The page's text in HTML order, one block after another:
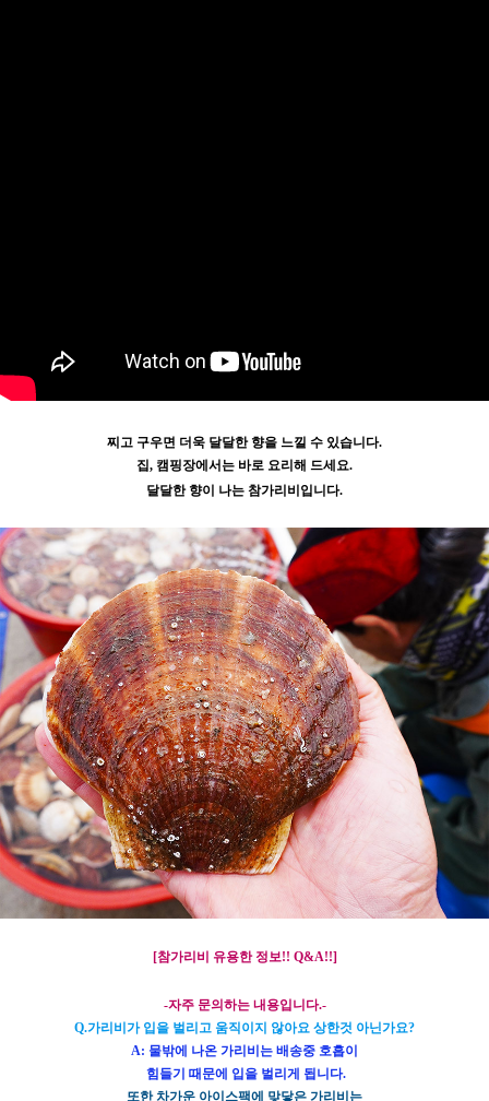
찌고 구우면 더욱 달달한 향을 느낄 수 있습니다.
집, 캠핑장에서는 바로 요리해 드세요.
달달한 향이 나는 참가리비입니다.
[참가리비 유용한 정보!! Q&A!!]
-자주 문의하는 내용입니다.-
Q.가리비가 입을 벌리고 움직이지 않아요 상한것 아닌가요?
A: 물밖에 나온 가리비는 배송중 호흡이
힘들기 때문에 입을 벌리게 됩니다.
또한 차가운 아이스팩에 맞닿은 가리비는